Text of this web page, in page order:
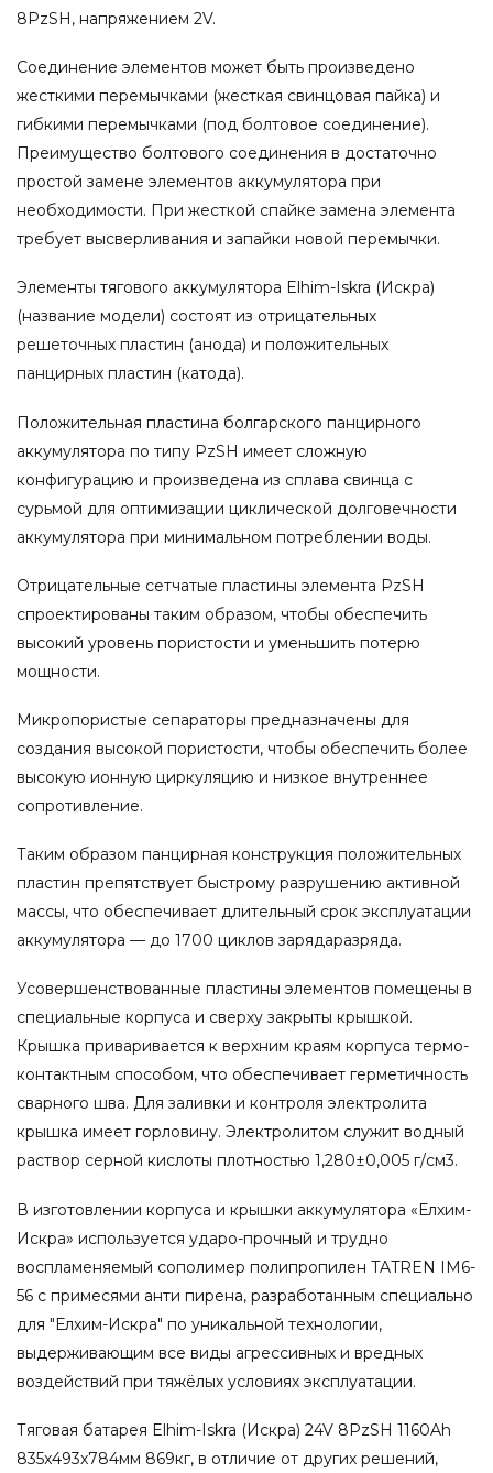
8PzSH, напряжением 2V.
Соединение элементов может быть произведено
жесткими перемычками (жесткая свинцовая пайка) и
гибкими перемычками (под болтовое соединение).
Преимущество болтового соединения в достаточно
простой замене элементов аккумулятора при
необходимости. При жесткой спайке замена элемента
требует высверливания и запайки новой перемычки.
Элементы тягового аккумулятора Elhim-Iskra (Искра)
(название модели) состоят из отрицательных
решеточных пластин (анода) и положительных
панцирных пластин (катода).
Положительная пластина болгарского панцирного
аккумулятора по типу PzSH имеет сложную
конфигурацию и произведена из сплава свинца с
сурьмой для оптимизации циклической долговечности
аккумулятора при минимальном потреблении воды.
Отрицательные сетчатые пластины элемента PzSH
спроектированы таким образом, чтобы обеспечить
высокий уровень пористости и уменьшить потерю
мощности.
Микропористые сепараторы предназначены для
создания высокой пористости, чтобы обеспечить более
высокую ионную циркуляцию и низкое внутреннее
сопротивление.
Таким образом панцирная конструкция положительных
пластин препятствует быстрому разрушению активной
массы, что обеспечивает длительный срок эксплуатации
аккумулятора — до 1700 циклов зарядаразряда.
Усовершенствованные пластины элементов помещены в
специальные корпуса и сверху закрыты крышкой.
Крышка приваривается к верхним краям корпуса термо-
контактным способом, что обеспечивает герметичность
сварного шва. Для заливки и контроля электролита
крышка имеет горловину. Электролитом служит водный
раствор серной кислоты плотностью 1,280±0,005 г/см3.
В изготовлении корпуса и крышки аккумулятора «Елхим-
Искра» используется ударо-прочный и трудно
воспламеняемый сополимер полипропилен TATREN IM6-
56 с примесями анти пирена, разработанным специально
для "Елхим-Искра" по уникальной технологии,
выдерживающим все виды агрессивных и вредных
воздействий при тяжёлых условиях эксплуатации.
Тяговая батарея Elhim-Iskra (Искра) 24V 8PzSH 1160Ah
835x493x784мм 869кг, в отличие от других решений,